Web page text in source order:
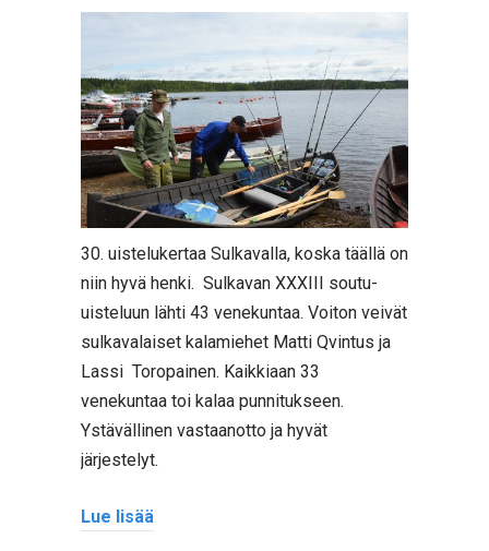
30. uistelukertaa Sulkavalla, koska täällä on
niin hyvä henki. Sulkavan XXXIII soutu-
uisteluun lähti 43 venekuntaa. Voiton veivät
sulkavalaiset kalamiehet Matti Qvintus ja
Lassi Toropainen. Kaikkiaan 33
venekuntaa toi kalaa punnitukseen.
Ystävällinen vastaanotto ja hyvät
järjestelyt.
Lue lisää